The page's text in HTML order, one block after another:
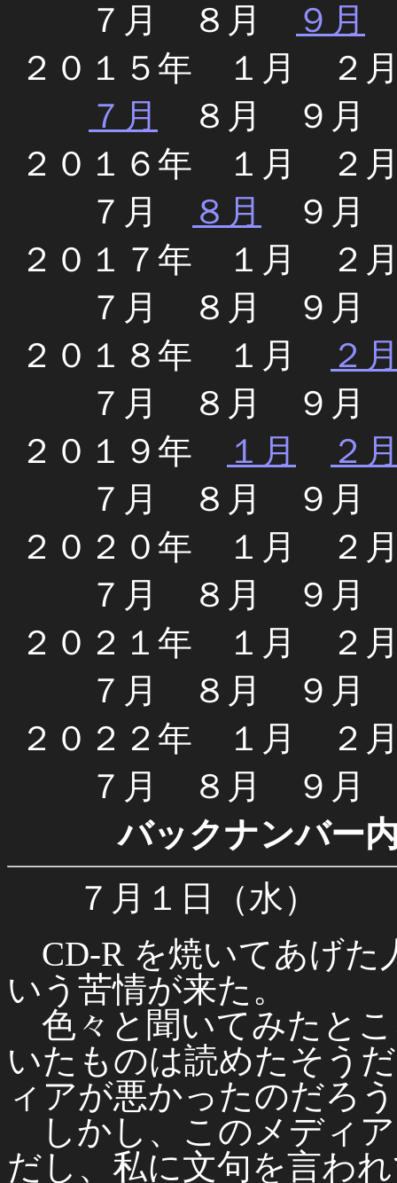
７月 ８月
９月
２０１５年 １月
７月
８月 ９月
２０１６年 １月
７月
８月
９月
２０１７年 １月
７月 ８月 ９月
２０１８年 １月
２
７月 ８月 ９月
２０１９年
１月
２
７月 ８月 ９
２０２０年 １月
７月 ８月 ９月
２０２１年 １月
７月 ８月 ９月
２０２２年 １月
７月 ８月 ９
バックナンバー
７月１日（水）
CD-R を焼いてあげた
いう苦情が来た。
色々と聞いてみたと
いたものは読めたそう
ィアが悪かったのだろ
しかし、このメディ
だし、私に文句を言わ